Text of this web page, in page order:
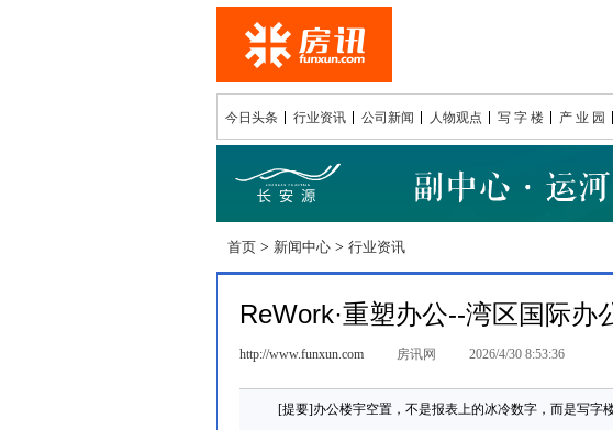
今日头条 行业资讯 公司新闻 人物观点 写 字 楼 产 业 园
首页 > 新闻中心 > 行业资讯
ReWork·重塑办公--湾区国际
http://www.funxun.com 房讯网 2026/4/30 8:53:36
[提要]办公楼宇空置，不是报表上的冰冷数字，而是写字